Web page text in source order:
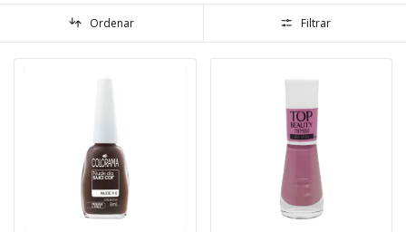
Ordenar Filtrar